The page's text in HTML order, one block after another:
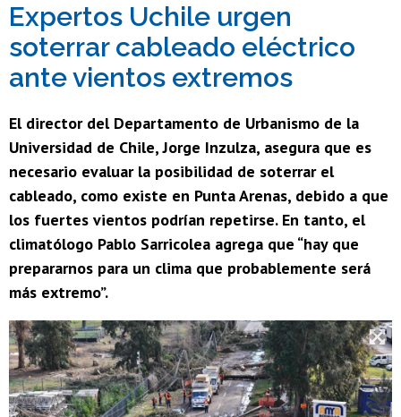
Funcionarias/os
Egresadas/os
Expertos Uchile urgen
soterrar cableado eléctrico
ante vientos extremos
El director del Departamento de Urbanismo de la
Universidad de Chile, Jorge Inzulza, asegura que es
necesario evaluar la posibilidad de soterrar el
cableado, como existe en Punta Arenas, debido a que
los fuertes vientos podrían repetirse. En tanto, el
climatólogo Pablo Sarricolea agrega que “hay que
prepararnos para un clima que probablemente será
más extremo”.